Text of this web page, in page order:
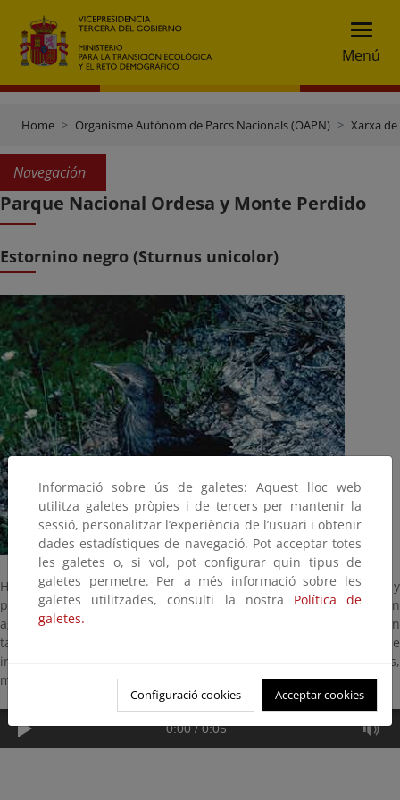
Menú
Home Organisme Autònom de Parcs Nacionals (OAPN) Xarxa
Navegación
Parque Nacional Ordesa y Monte Perdido
Estornino negro (Sturnus unicolor)
Habita en pequeñas colonias sobre cantiles, árboles y
poblaciones. Se distribuye hasta el pie de los Pirineos y anida en
agujeros de árboles y acantilados, ruinas y tejados. Tiene un
tamaño de 22 centímetros, igual que el estornino pinto, e
indistinguible de él desde lejos. Se alimenta de insectos,
moluscos, caracoles y gusanos.
0:00 / 0:05
Informació sobre ús de galetes: Aquest lloc web
utilitza galetes pròpies i de tercers per mantenir la
sessió, personalitzar l’experiència de l’usuari i obtenir
dades estadístiques de navegació. Pot acceptar totes
les galetes o, si vol, pot configurar quin tipus de
galetes permetre. Per a més informació sobre les
galetes utilitzades, consulti la nostra Política de
galetes.
Configuració cookies Acceptar cookies